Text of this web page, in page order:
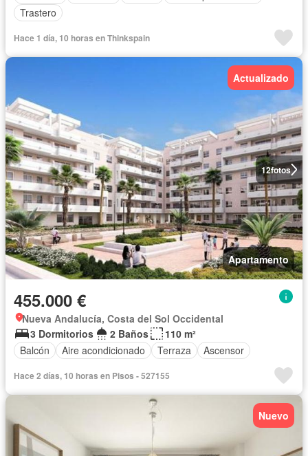
Trastero
Hace 1 día, 10 horas en Thinkspain
12fotos
Actualizado
Apartamento
455.000 €
Nueva Andalucía, Costa del Sol Occidental
3 Dormitorios
2 Baños
110 m²
Balcón
Aire acondicionado Terraza Ascensor
Hace 2 días, 10 horas en Pisos - 527155
Nuevo